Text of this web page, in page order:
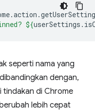
.action .
${userSettings .
seperti nama yang
dengan,
tindakan di Chrome
lebih cepat